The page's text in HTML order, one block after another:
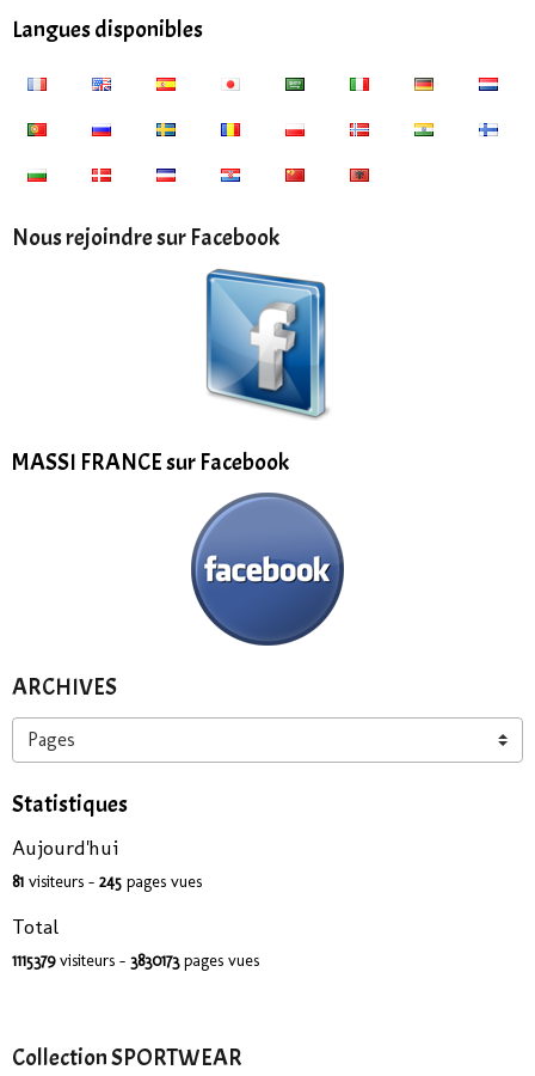
Langues disponibles
Nous rejoindre sur Facebook
MASSI FRANCE sur Facebook
ARCHIVES
Statistiques
Aujourd'hui
81 visiteurs - 245 pages vues
Total
1115379visiteurs - 3830173pages vues
Collection SPORTWEAR